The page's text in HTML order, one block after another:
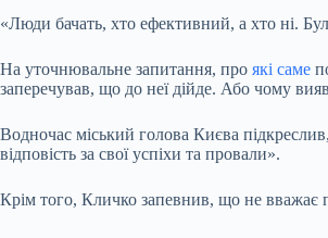
«Люди бачать, хто ефективний, а хто ні.
На уточнювальне запитання, про які саме
заперечував, що до неї дійде. Або чому
Водночас міський голова Києва
відповість за свої успіхи та провали».
Крім того, Кличко запевнив, що не вважає